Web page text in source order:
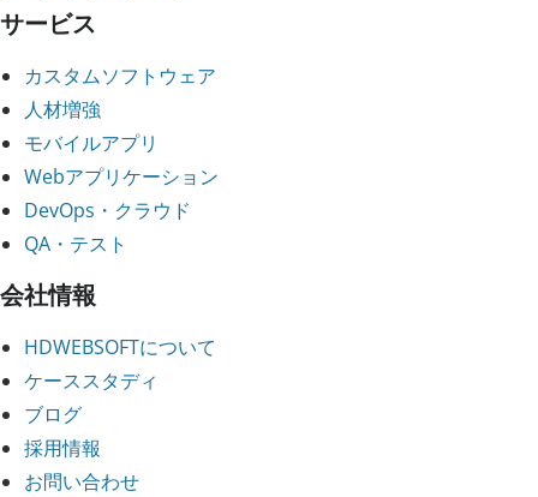
サービス
カスタムソフトウェア
人材増強
モバイルアプリ
Webアプリケーション
DevOps・クラウド
QA・テスト
会社情報
HDWEBSOFTについて
ケーススタディ
ブログ
採用情報
お問い合わせ